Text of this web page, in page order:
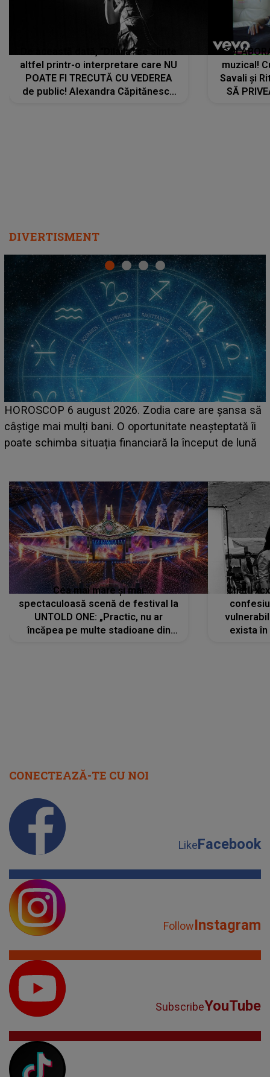
De această dată, "Dilaila" se simte
altfel printr-o interpretare care NU
POATE FI TRECUTĂ CU VEDEREA
de public! Alexandra Căpitănescu
muzical!
Savali și
SĂ
DIVERTISMENT
LINE-UP UNTOLD ONE, prima zi. Cine sunt artiștii
care deschid festivalul și de la ce ore au loc cele mai
așteptate concerte pe scena principală?
Cea mai mare și mai
spectaculoasă scenă de festival la
UNTOLD ONE: „Practic, nu ar
încăpea pe multe stadioane din
Charli
exista
CONECTEAZĂ-TE CU NOI
LikeFacebook
FollowInstagram
SubscribeYouTube